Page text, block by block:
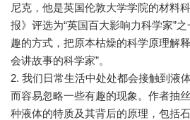
尼克，他是英国伦敦大学学院的材料
报》评选为“英国百大影响力科学家”
趣的方式，把原本枯燥的科学原理解
会讲故事的科学家”。
2. 我们日常生活中处处都会接触到液
而容易忽略一些有趣的现象。作者抽
种液体的特质及其背后的原理，包括